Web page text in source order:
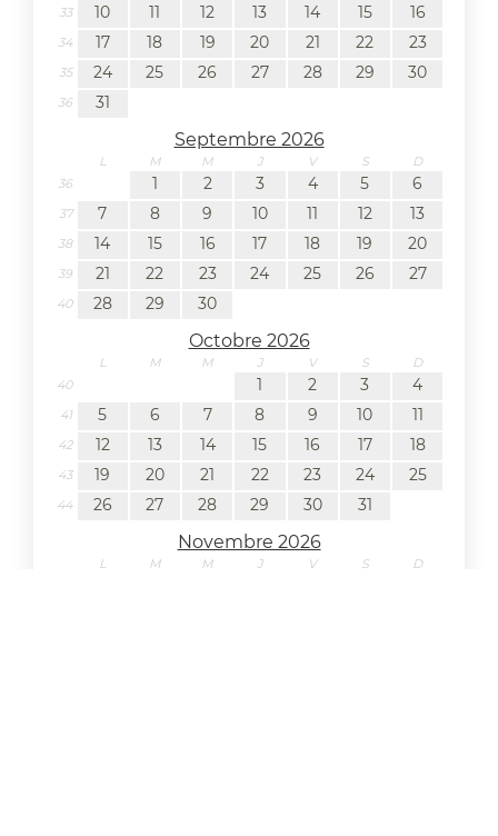
33 10 11 12 13 14 15 16
34 17 18 19 20 21 22 23
35 24 25 26 27 28 29 30
36 31
Septembre 2026
L M M J V S
D
36
1 2 3 4 5 6
37 7 8 9 10 11 12 13
38 14 15 16 17 18 19 20
39 21 22 23 24 25 26 27
40 28 29 30
Octobre 2026
L M M J V S
D
40
1 2 3 4
41 5 6 7 8 9 10 11
42 12 13 14 15 16 17 18
43 19 20 21 22 23 24 25
44 26 27 28 29 30 31
Novembre 2026
L M M J V S
D